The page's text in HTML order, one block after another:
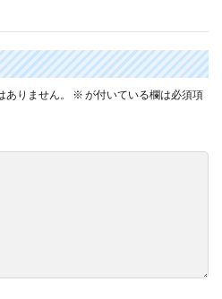
りません。 ※ が付いている欄は必須項